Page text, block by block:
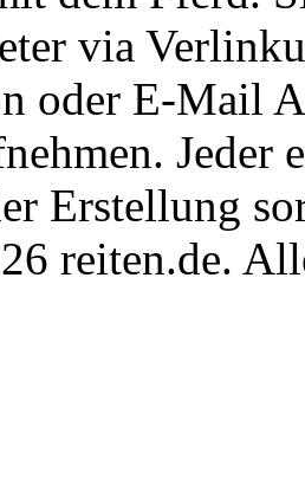
via
oder E-Mail
Jeder
Erstellung
reiten.de.